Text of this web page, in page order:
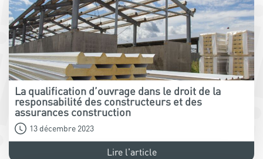
La qualification d’ouvrage dans le droit de la
responsabilité des constructeurs et des
assurances construction
13 décembre 2023
Lire l'article